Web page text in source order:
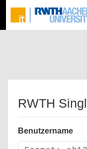
RWTH
Benutzername